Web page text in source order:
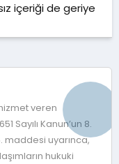
içeriği de geriye
veren
Sayılı Kanun’un 8.
maddesi uyarınca,
hukuki